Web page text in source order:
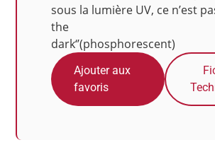
sous la lumière UV, ce n’est
the
dark‘’(phosphorescent)
Ajouter aux
favoris